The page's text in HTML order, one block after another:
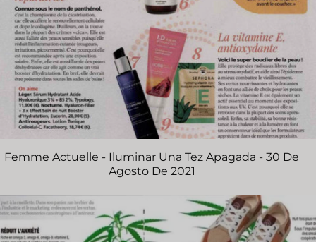
Femme Actuelle - Iluminar Una Tez Apagada - 30 De
Agosto De 2021